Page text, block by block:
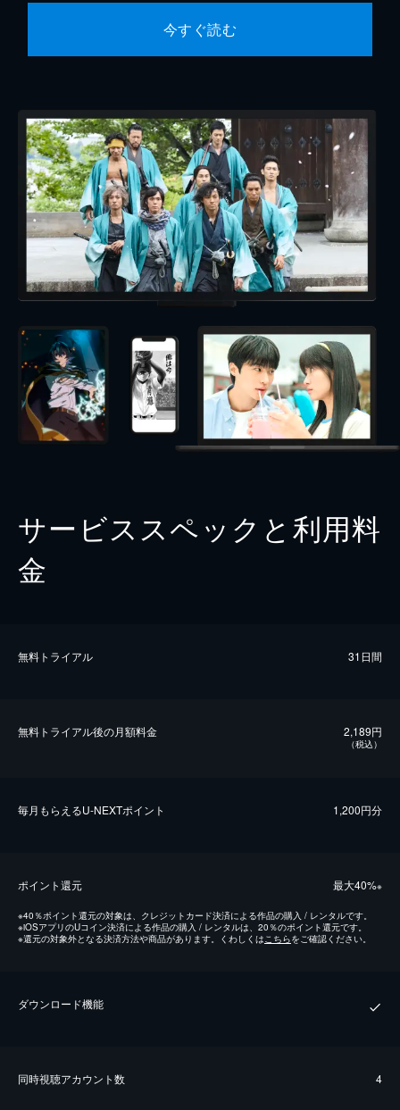
今すぐ読む
サービススペックと利用料
金
無料トライアル 31日間
無料トライアル後の⽉額料金 2,189円
（税込）
毎⽉もらえるU-NEXTポイント 1,200円分
ポイント還元 最⼤40%※
※40％ポイント還元の対象は、クレジットカード決済による作品の購入 / レンタルです。
※iOSアプリのUコイン決済による作品の購入 / レンタルは、20％のポイント還元です。
※還元の対象外となる決済方法や商品があります。くわしくは こちらをご確認ください。
ダウンロード機能
同時視聴アカウント数 4